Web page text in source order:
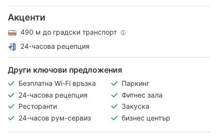
Акценти
490 м до градски транспорт
24-часова рецепция
Други ключови предложения
Безплатна Wi-Fi връзка
Паркинг
24-часова рецепция
Фитнес зала
Ресторанти
Закуска
24-часов рум-сервиз
бизнес център